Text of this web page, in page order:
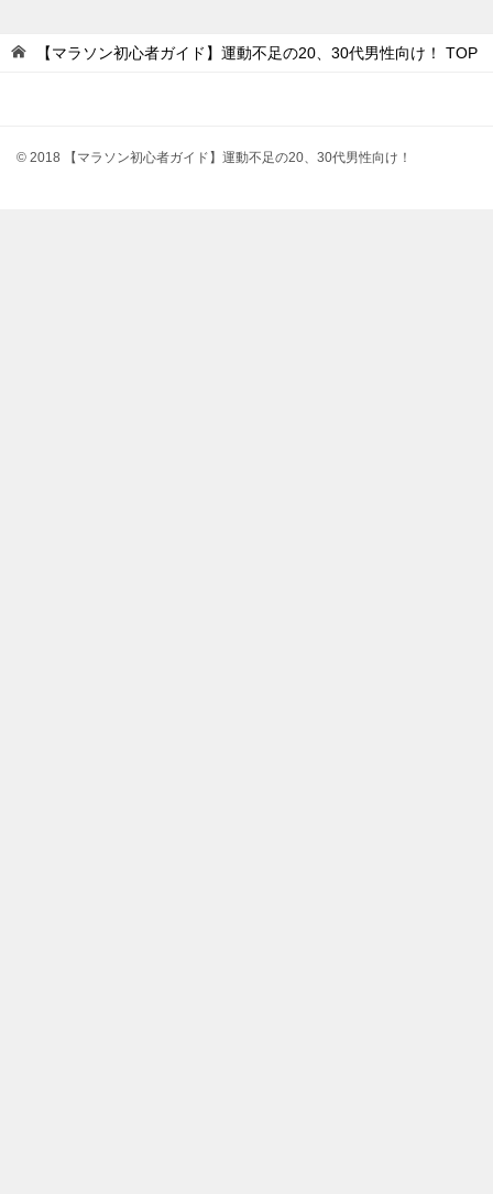
【マラソン初心者ガイド】運動不足の20、30代男性向け！ TOP
© 2018 【マラソン初心者ガイド】運動不足の20、30代男性向け！